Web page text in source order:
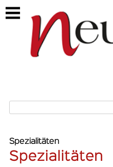
https://neuberg-spezialitaeten.ch/
Spezialitäten
Spezialitäten